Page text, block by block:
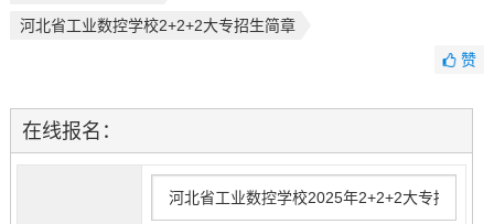
河北省工业数控学校2+2+2大专招生简章
赞
在线报名：